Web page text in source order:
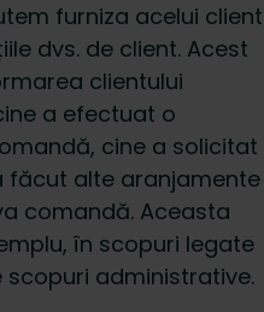
furniza acelui client
dvs. de client. Acest
clientului
a efectuat o
cine a solicitat
făcut alte aranjamente
comandă. Aceasta
în scopuri legate
administrative.